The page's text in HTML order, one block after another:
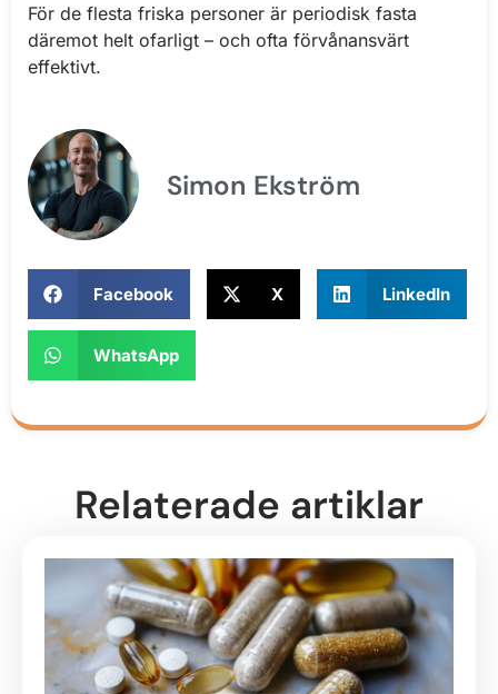
För de flesta friska personer är periodisk fasta
däremot helt ofarligt – och ofta förvånansvärt
effektivt.
Simon Ekström
Facebook X LinkedIn
WhatsApp
Relaterade artiklar